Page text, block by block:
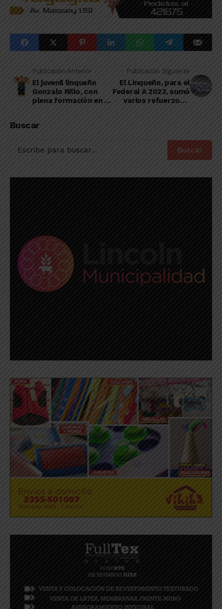
Publicación Anterior
El juvenil linqueño
Gonzalo Rillo, con
plena formación en el
2023
Publicación Siguiente
El Linqueño, para el
Federal A 2023, sumó
varios refuerzos y
Buscar
Buscar